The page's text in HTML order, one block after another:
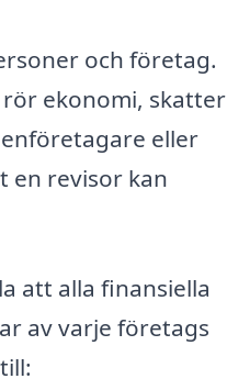
och företag.
ekonomi, skatter
eller
en revisor kan
att alla finansiella
av varje företags